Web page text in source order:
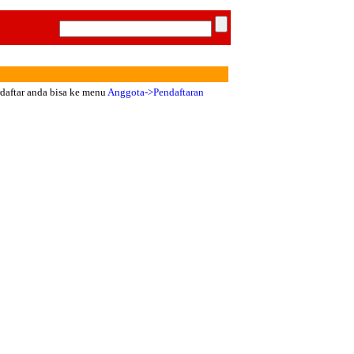
anda bisa ke menuAnggota->Pendaftaran